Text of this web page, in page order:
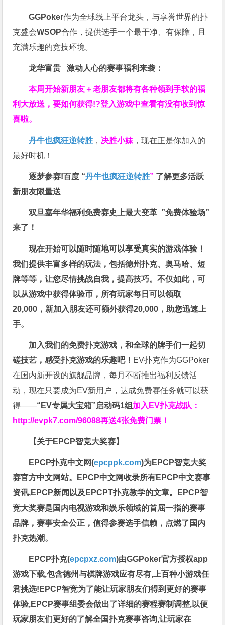
GGPoker作为全球线上平台龙头，与享誉世界的扑
克盛会WSOP合作，提供选手一个最干净、有保障，且
充满乐趣的竞技环境。
龙华富贵 激动人心的赛事福利来袭：
本周开始新朋友＋老朋友都将有各种领到手软的福
利大放送，要如何获得!?登入游戏中查看有没有收到惊
喜啦。
丹牛也疯狂逆转胜 ， 决胜小妹 ，现在正是你加入的
最好时机！
逐梦参赛!百度 “丹牛也疯狂逆转胜” 了解更多活跃
新朋友限量送
双旦嘉年华福利免费赛史上最大变革 ”免费体验场”
来了！
现在开始可以随时随地可以享受真实的游戏体验！
我们提供丰富多样的玩法，包括德州扑克、奥马哈、短
牌等等，让您尽情挑战自我，提高技巧。不仅如此，可
以从游戏中获得体验币，所有玩家每日可以领取
20,000，新加入朋友还可额外获得20,000，助您迅速上
手。
加入我们的免费扑克游戏，和全球的牌手们一起切
磋技艺，感受扑克游戏的乐趣吧！ EV扑克作为GGPoker
在国内新开设的旗舰品牌，每月不断推出福利反馈活
动，现在只要成为EV新用户，达成免费赛任务就可以获
得——“EV专属大宝箱”启动码1组 加入EV扑克战队：
http://evpk7.com/96088再送4张免费门票！
【关于EPCP智竞大奖赛】
EPCP扑克中文网(epcppk.com)为EPCP智竞大奖
赛官方中文网站。EPCP中文网收录所有EPCP中文赛事
资讯,EPCP新闻以及EPCPT扑克教学的文章。EPCP智
竞大奖赛是国内电视游戏和娱乐领域的首屈一指的赛事
品牌，赛事安全公正，值得参赛选手信赖，点燃了国内
扑克热潮。
EPCP扑克(epcpxz.com)由GGPoker官方授权app
游戏下载,包含德州与棋牌游戏应有尽有,上百种小游戏任
君挑选!EPCP智竞为了能让玩家朋友们得到更好的赛事
体验,EPCP赛事组委会做出了详细的赛程赛制调整,以便
玩家朋友们更好的了解全国扑克赛事咨询,让玩家在